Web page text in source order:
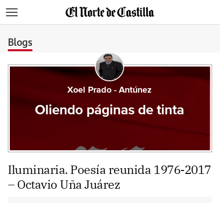
Blogs
Xoel Prado - Antúnez
Oliendo páginas de tinta
Iluminaria. Poesía reunida 1976-2017
– Octavio Uña Juárez